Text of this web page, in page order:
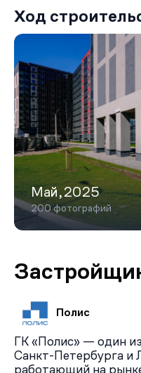
Ход
Май,2025
200 фотографий
Полис
ГК «Полис» — один
Санкт-Петербурга и
работающий на